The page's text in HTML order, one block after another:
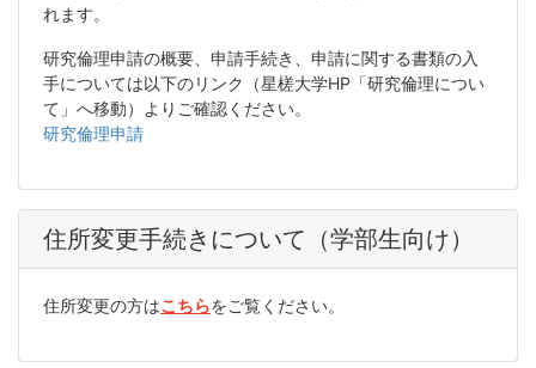
れます。
研究倫理申請の概要、申請手続き、申請に関する書類の入
手については以下のリンク（星槎大学HP「研究倫理につい
て」 へ移動）よりご確認ください。
研究倫理申請
住所変更手続きについて（学部生向け）
住所変更の方はこちらをご覧ください。